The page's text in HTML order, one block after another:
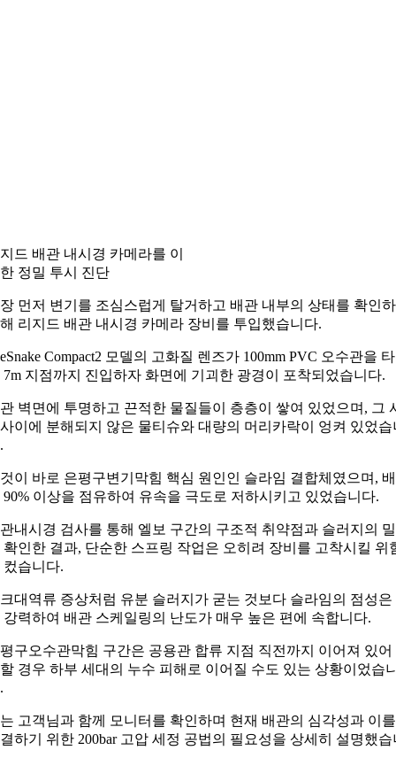
드 배관 내시경 카메라를 이
정밀 투시 진단
먼저 변기를 조심스럽게 탈거하고 배관 내부의 상태를 확인
리지드 배관 내시경 카메라 장비를 투입했습니다.
Compact2 모델의 고화질 렌즈가 100mm PVC 오수관을
7m 지점까지 진입하자 화면에 기괴한 광경이 포착되었습니다.
벽면에 투명하고 끈적한 물질들이 층층이 쌓여 있었으며, 그
이에 분해되지 않은 물티슈와 대량의 머리카락이 엉켜 있었습
이 바로 은평구변기막힘 핵심 원인인 슬라임 결합체였으며,
90% 이상을 점유하여 유속을 극도로 저하시키고 있었습니다.
내시경 검사를 통해 엘보 구간의 구조적 취약점과 슬러지의
확인한 결과, 단순한 스프링 작업은 오히려 장비를 고착시킬 위
컸습니다.
대역류 증상처럼 유분 슬러지가 굳는 것보다 슬라임의 점성은
강력하여 배관 스케일링의 난도가 매우 높은 편에 속합니다.
구오수관막힘 구간은 공용관 합류 지점 직전까지 이어져 있어
경우 하부 세대의 누수 피해로 이어질 수도 있는 상황이었습
고객님과 함께 모니터를 확인하며 현재 배관의 심각성과 이를
하기 위한 200bar 고압 세정 공법의 필요성을 상세히 설명했습